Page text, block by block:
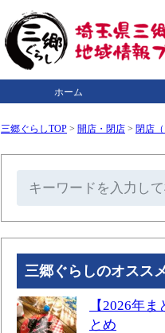
ホーム
三郷ぐらしTOP > 開店・閉店 > 閉店（
三郷ぐらしのオスス
【2026年
とめ